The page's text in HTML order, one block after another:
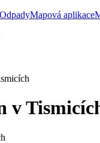
OdpadyMapová aplikace
v